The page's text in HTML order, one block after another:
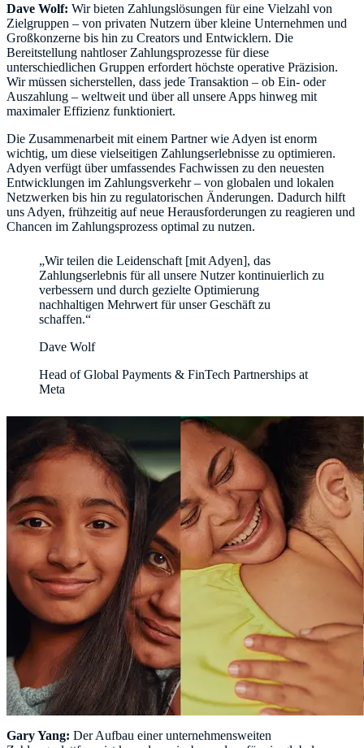
Dave Wolf: Wir bieten Zahlungslösungen für eine Vielzahl von
Zielgruppen – von privaten Nutzern über kleine Unternehmen und
Großkonzerne bis hin zu Creators und Entwicklern. Die
Bereitstellung nahtloser Zahlungsprozesse für diese
unterschiedlichen Gruppen erfordert höchste operative Präzision.
Wir müssen sicherstellen, dass jede Transaktion – ob Ein- oder
Auszahlung – weltweit und über all unsere Apps hinweg mit
maximaler Effizienz funktioniert.
Die Zusammenarbeit mit einem Partner wie Adyen ist enorm
wichtig, um diese vielseitigen Zahlungserlebnisse zu optimieren.
Adyen verfügt über umfassendes Fachwissen zu den neuesten
Entwicklungen im Zahlungsverkehr – von globalen und lokalen
Netzwerken bis hin zu regulatorischen Änderungen. Dadurch hilft
uns Adyen, frühzeitig auf neue Herausforderungen zu reagieren und
Chancen im Zahlungsprozess optimal zu nutzen.
„Wir teilen die Leidenschaft [mit Adyen], das
Zahlungserlebnis für all unsere Nutzer kontinuierlich zu
verbessern und durch gezielte Optimierung
nachhaltigen Mehrwert für unser Geschäft zu
schaffen.“
Dave Wolf
Head of Global Payments & FinTech Partnerships at
Meta
Gary Yang: Der Aufbau einer unternehmensweiten